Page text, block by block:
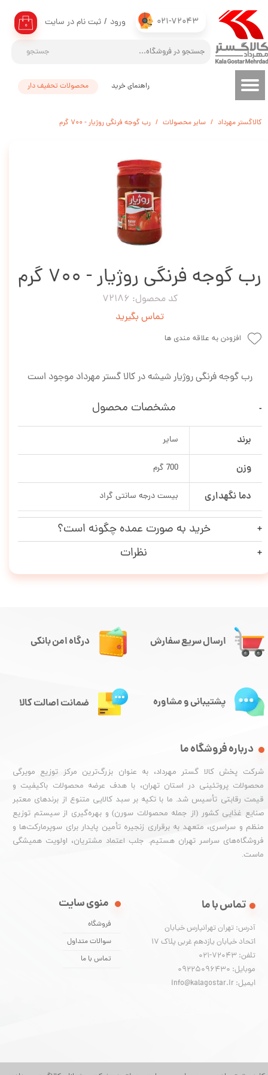
021-72043
جستجو
۰ ورود / ثبت نام در سایت
حساب کاربری من
تغییر گذر واژه
سفارشات
محصولات تحفیف دار راهنمای خرید
کالاگستر مهرداد سایر محصولات رب گوجه فرنگی روژیار - 700 گرم
رب گوجه فرنگی روژیار - 700 گرم
کد محصول: 72186
تماس بگیرید
افزودن به علاقه مندی ها
رب گوجه فرنگی روژیار شیشه در کالا گستر مهرداد موجود است
مشخصات محصول
برند سایر
وزن 700 گرم
دما نگهداری بیست درجه سانتی گراد
خرید به صورت عمده چگونه است؟
نظرات
ارسال سریع سفارش
درباره فروشگاه ما
شرکت پخش کالا گستر مهرداد، به عنوان بزرگ‌ترین مرکز توزیع مویرگی
محصولات پروتئینی در استان تهران، با هدف عرضه محصولات باکیفیت و
قیمت رقابتی تأسیس شد. ما با تکیه بر سبد کالایی متنوع از برندهای معتبر
صنایع غذایی کشور (از جمله محصولات سورن) و بهره‌گیری از سیستم توزیع
منظم و سراسری، متعهد به برقراری زنجیره تأمین پایدار برای سوپرمارکت‌ها و
فروشگاه‌های سراسر تهران هستیم. جلب اعتماد مشتریان، اولویت همیشگی
ماست.
منوی سایت
فروشگاه
سوالات متداول
تماس با ما
تماس با ما
آدرس: تهران تهرانپارس خیابان
اتحاد خیابان یازدهم غربی پلاک ۱۷
تلفن: 72043-021
موبایل: 09225096430
ایمیل: info@kalagostar.ir
درگاه امن بانکی
پشتیبانی و مشاوره ضمانت اصالت کالا